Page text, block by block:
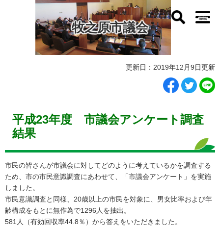
牧之原市議会
更新日：2019年12月9日更新
平成23年度 市議会アンケート調査
結果
市民の皆さんが市議会に対してどのように考えているかを調査する
ため、市の市民意識調査にあわせて、「市議会アンケート」を実施
しました。
市民意識調査と同様、20歳以上の市民を対象に、男女比率および年
齢構成をもとに無作為で1296人を抽出。
581人（有効回収率44.8％）から答えをいただきました。